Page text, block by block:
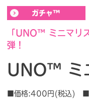
イベント&キャ
EVENT&CAMPAIGN
お客様相談室
SUPPORT
ガチャ™
「UNO™ ミニマリ
弾！
UNO™ ミ
■価格:400円(税込) ■